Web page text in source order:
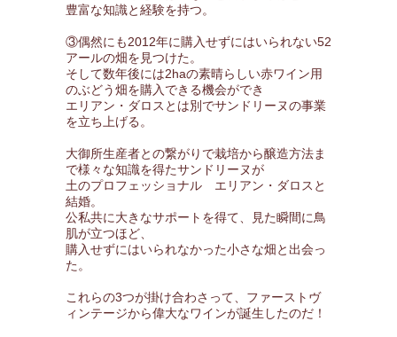
豊富な知識と経験を持つ。
③偶然にも2012年に購入せずにはいられない52
アールの畑を見つけた。
そして数年後には2haの素晴らしい赤ワイン用
のぶどう畑を購入できる機会ができ
エリアン・ダロスとは別でサンドリーヌの事業
を立ち上げる。
大御所生産者との繋がりで栽培から醸造方法ま
で様々な知識を得たサンドリーヌが
土のプロフェッショナル エリアン・ダロスと
結婚。
公私共に大きなサポートを得て、見た瞬間に鳥
肌が立つほど、
購入せずにはいられなかった小さな畑と出会っ
た。
これらの3つが掛け合わさって、ファーストヴ
ィンテージから偉大なワインが誕生したのだ！